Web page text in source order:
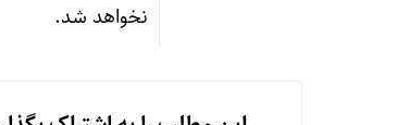
نخواهد شد.